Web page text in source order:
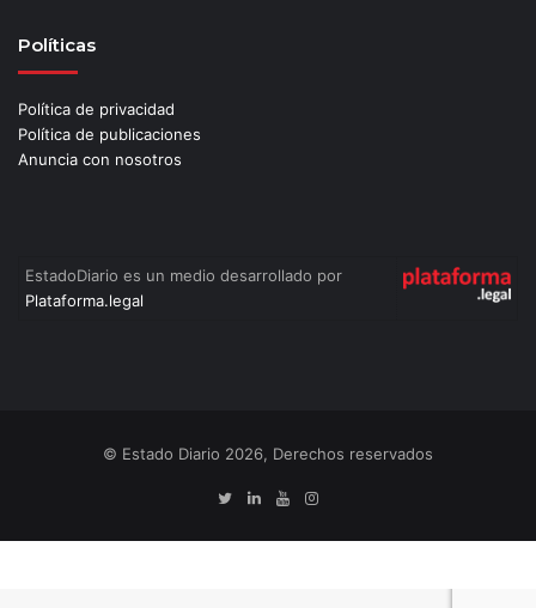
Políticas
Política de privacidad
Política de publicaciones
Anuncia con nosotros
EstadoDiario es un medio desarrollado por
Plataforma.legal
© Estado Diario 2026, Derechos reservados